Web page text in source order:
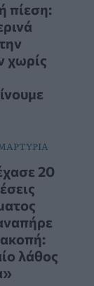
πίεση:
χωρίς
20
λάθος